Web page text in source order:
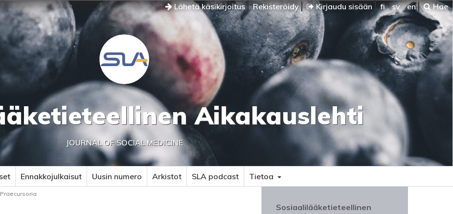
Lähetä käsikirjoitus Rekisteröidy Kirjaudu sisään fi sv en Hae
Aikakauslehti
JOURNAL OF SOCIAL MEDICINE
Ennakkojulkaisut Uusin numero Arkistot SLA podcast Tietoa
Sosiaalilääketieteellinen